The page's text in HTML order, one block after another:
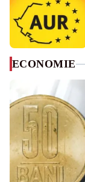
ECONOMIE